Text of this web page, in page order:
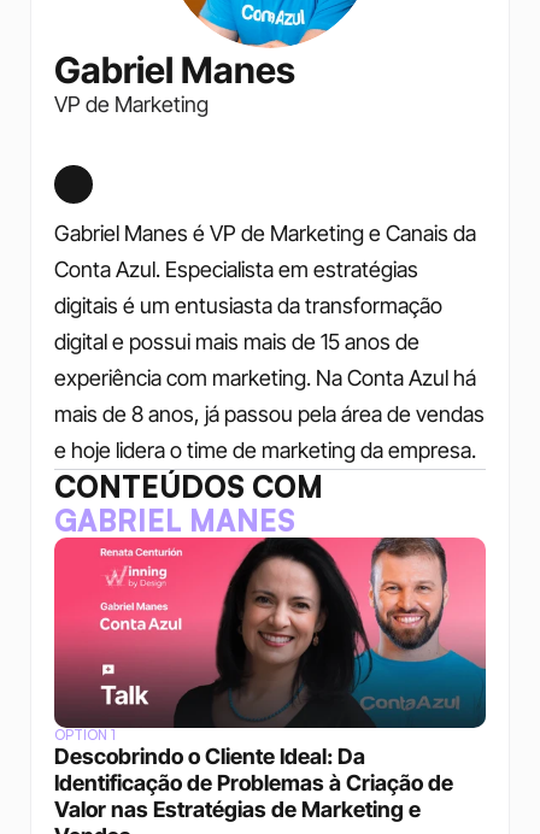
Gabriel Manes
VP de Marketing
Gabriel Manes é VP de Marketing e Canais da
Conta Azul. Especialista em estratégias
digitais é um entusiasta da transformação
digital e possui mais mais de 15 anos de
experiência com marketing. Na Conta Azul há
mais de 8 anos, já passou pela área de vendas
e hoje lidera o time de marketing da empresa.
CONTEÚDOS COM
GABRIEL MANES
OPTION 1
Descobrindo o Cliente Ideal: Da
Identificação de Problemas à Criação de
Valor nas Estratégias de Marketing e